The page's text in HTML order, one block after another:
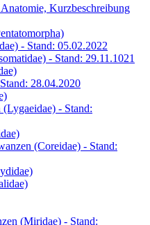
Kurzbeschreibung
- Stand: 05.02.2022
- Stand: 29.11.1021
28.04.2020
- Stand:
(Coreidae) - Stand:
(Miridae) - Stand: